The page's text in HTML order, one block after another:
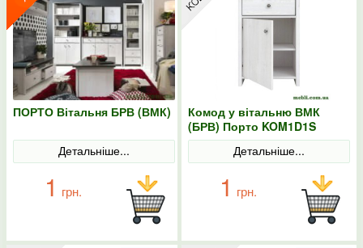
ПОРТО Вітальня БРВ (ВМК)
Детальніше...
1 грн.
Комод у вітальню ВМК
(БРВ) Порто KOM1D1S
Джанні/Сосна ларіко
Детальніше...
1 грн.